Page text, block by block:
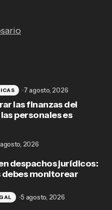
las finanzas del
personales es
7 agosto, 2026
despachos jurídicos:
debes monitorear
2026
5 agosto, 2026